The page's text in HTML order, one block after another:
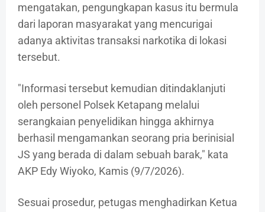
mengatakan, pengungkapan kasus itu bermula
dari laporan masyarakat yang mencurigai
adanya aktivitas transaksi narkotika di lokasi
tersebut.
"Informasi tersebut kemudian ditindaklanjuti
oleh personel Polsek Ketapang melalui
serangkaian penyelidikan hingga akhirnya
berhasil mengamankan seorang pria berinisial
JS yang berada di dalam sebuah barak," kata
AKP Edy Wiyoko, Kamis (9/7/2026).
Sesuai prosedur, petugas menghadirkan Ketua